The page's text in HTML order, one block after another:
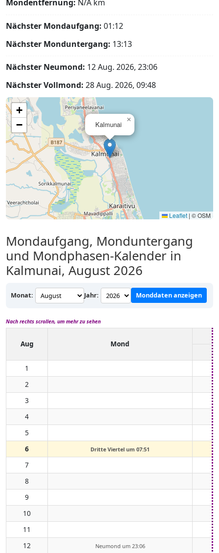
Mondentfernung: N/A km
Nächster Mondaufgang: 01:12
Nächster Monduntergang: 13:13
Nächster Neumond: 12 Aug. 2026, 23:06
Nächster Vollmond: 28 Aug. 2026, 09:48
Kalmunai
×
+
−
Leaflet | © OSM
Mondaufgang, Monduntergang
und Mondphasen-Kalender in
Kalmunai, August 2026
Monat: Jahr: Monddaten anzeigen
Nach rechts scrollen, um mehr zu sehen
Aug Mond
1
2
3
4
5
6
Dritte Viertel um 07:51
7
8
9
10
11
12
Neumond um 23:06